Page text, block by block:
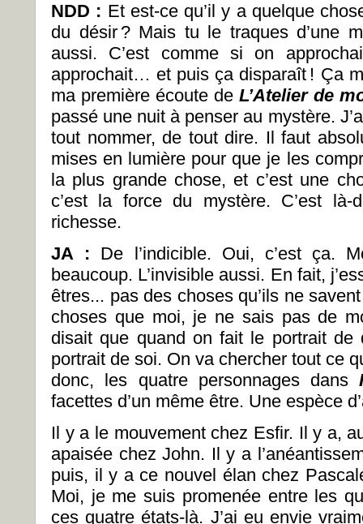
NDD : Et est-ce qu’il y a quelque
du désir ? Mais tu le traques d’une
aussi. C’est comme si on
approchait… et puis ça disparaît ! Ça
ma première écoute de L’Atelier de
passé une nuit à penser au mystère.
tout nommer, de tout dire. Il faut
mises en lumière pour que je les
la plus grande chose, et c’est une
c’est la force du mystère. C’est
richesse.
JA : De l’indicible. Oui, c’est ça.
beaucoup. L’invisible aussi. En fait,
êtres... pas des choses qu’ils ne
choses que moi, je ne sais pas de
disait que quand on fait le portrait de
portrait de soi. On va chercher tout ce
donc, les quatre personnages dans
facettes d’un même être. Une espèce
Il y a le mouvement chez Esfir. Il y a,
apaisée chez John. Il y a
puis, il y a ce nouvel élan chez
Moi, je me suis promenée entre les
ces quatre états-là. J’ai eu envie